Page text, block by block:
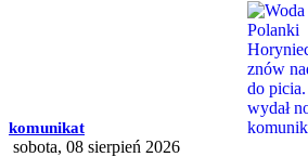
komunikat
sobota, 08 sierpień 2026